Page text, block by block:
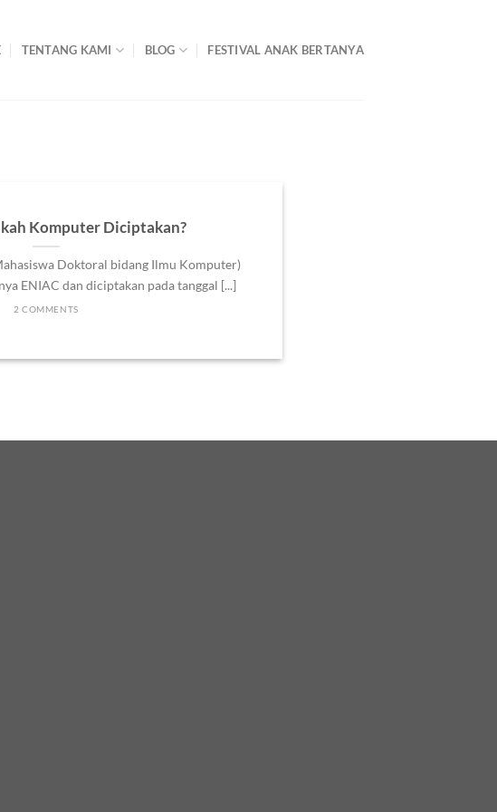
TENTANG KAMI BLOG FESTIVAL ANAK BERTANYA
Komputer Diciptakan?
Doktoral bidang Ilmu Komputer)
ENIAC dan diciptakan pada tanggal [...]
2 COMMENTS